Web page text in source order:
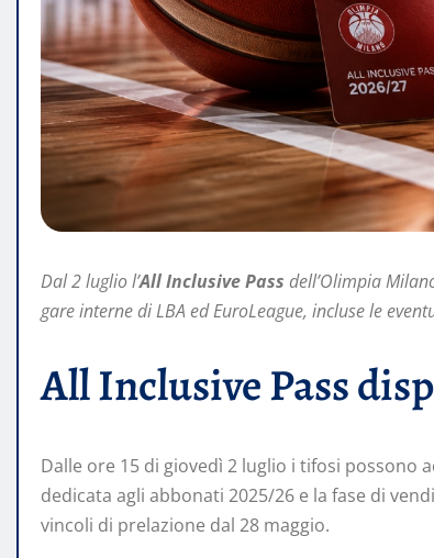
Dal 2 luglio l’All Inclusive Pass dell’Olimpia
gare interne di LBA ed EuroLeague, incluse le
All Inclusive Pass
Dalle ore 15 di giovedì 2 luglio i tifosi possono
dedicata agli abbonati 2025/26 e la fase di
vincoli di prelazione dal 28 maggio.